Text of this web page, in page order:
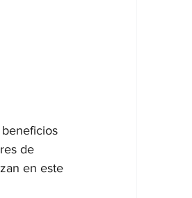
de
en este